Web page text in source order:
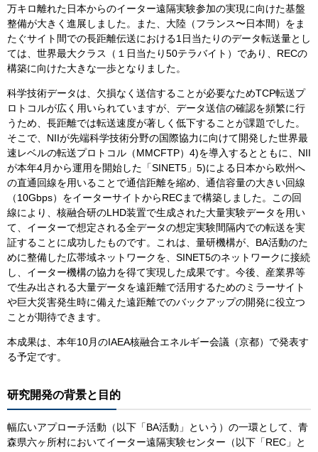
万キロ離れた日本からのイーター遠隔実験参加の実現に向けた基盤
整備が大きく進展しました。また、大陸（フランス〜日本間）をま
たぐサイト間での長距離伝送における1日当たりのデータ転送量とし
ては、世界最大クラス（１日当たり50テラバイト）であり、RECの
構築に向けた大きな一歩となりました。
科学技術データは、欠損なく送信することが必要なためTCP転送プ
ロトコルが広く用いられていますが、データ送信の確認を頻繁に行
うため、長距離では転送速度が著しく低下することが課題でした。
そこで、NIIが先端科学技術分野の国際協力に向けて開発した世界最
速レベルの転送プロトコル（MMCFTP）4)を導入するとともに、NII
が本年4月から運用を開始した「SINET5」5)による日本から欧州へ
の直通回線を用いることで通信距離を縮め、通信容量の大きい回線
（10Gbps）をイーターサイトからRECまで構築しました。この回
線により、核融合研のLHD装置で生成された大量実験データを用い
て、イーターで想定される全データの想定実験間隔内での転送を実
証することに成功したものです。これは、量研機構が、BA活動のた
めに整備した広帯域ネットワークを、SINET5のネットワークに接続
し、イーター機構の協力を得て実現した成果です。今後、産業界等
で生み出される大量データを遠距離で活用するためのミラーサイト
や巨大災害発生時に備えた遠距離でのバックアップの開発に役立つ
ことが期待できます。
本成果は、本年10月のIAEA核融合エネルギー会議（京都）で発表す
る予定です。
研究開発の背景と目的
幅広いアプローチ活動（以下「BA活動」という）の一環として、青
森県六ヶ所村においてイーター遠隔実験センター（以下「REC」と